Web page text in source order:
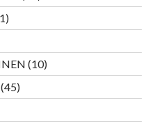
Produkte
11
Produkt
1010
Produkte
4545
Produkte